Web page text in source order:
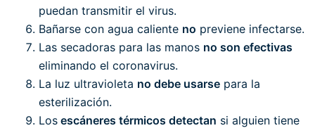
puedan transmitir el virus.
Bañarse con agua caliente no previene infectarse.
Las secadoras para las manos no son efectivas
eliminando el coronavirus.
La luz ultravioleta no debe usarse para la
esterilización.
Los escáneres térmicos detectan si alguien tiene